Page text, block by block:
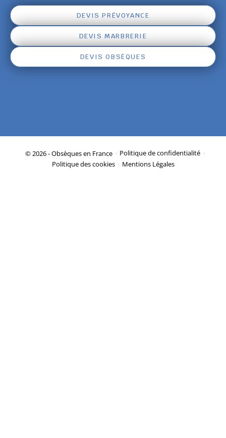
DEVIS PRÉVOYANCE
DEVIS MARBRERIE
DEVIS OBSÈQUES
© 2026 - Obsèques en France
Politique de confidentialité
Politique des cookies
Mentions Légales